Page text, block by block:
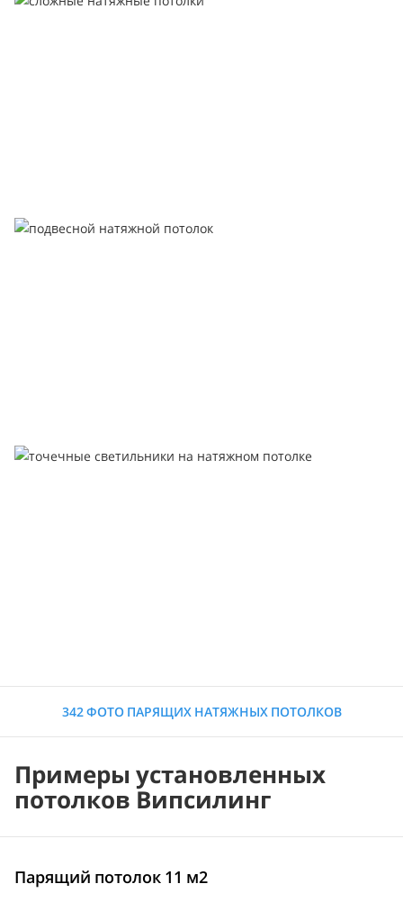
342 ФОТО ПАРЯЩИХ НАТЯЖНЫХ ПОТОЛКОВ
Примеры установленных
потолков Випсилинг
Парящий потолок 11 м2